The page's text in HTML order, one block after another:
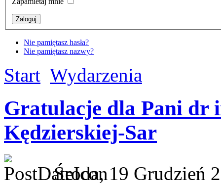
Nie pamiętasz hasła?
Nie pamiętasz nazwy?
Start Wydarzenia
Gratulacje dla Pani dr
Kędzierskiej-Sar
Środa, 19 Grudzień